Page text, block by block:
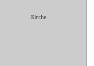
Kirche